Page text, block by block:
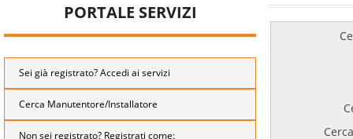
PORTALE SERVIZI
Sei già registrato? Accedi ai servizi
Cerca Manutentore/Installatore
Non sei registrato? Registrati come: